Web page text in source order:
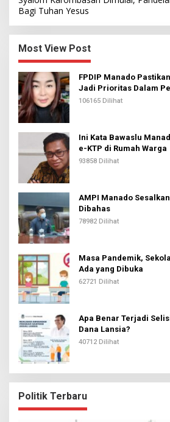
Bagi Tuhan Yesus
Most View Post
FPDIP Manado
Jadi Prioritas Dalam
106165 Dilihat
Ini Kata Bawaslu
e-KTP di Rumah Warga
93858 Dilihat
AMPI Manado
Dibahas
78982 Dilihat
Masa Pandemik,
Ada yang Dibuka
62721 Dilihat
Apa Benar Terjadi
Dana Lansia?
40712 Dilihat
Politik Terbaru